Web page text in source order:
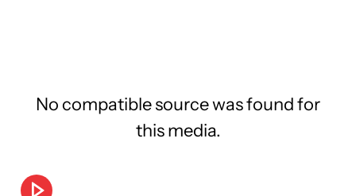
No compatible source was found for
this media.